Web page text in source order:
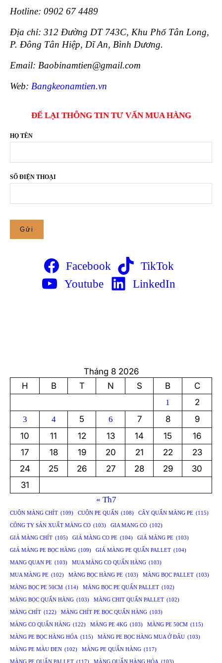
Hotline: 0902 67 4489
Địa chỉ: 312 Đường DT 743C, Khu Phố Tân Long,
P. Đông Tân Hiệp, Dĩ An, Bình Dương.
Email: Baobinamtien@gmail.com
Web: Bangkeonamtien.vn
ĐỂ LẠI THÔNG TIN TƯ VẤN MUA HÀNG
HỌ TÊN
SỐ ĐIỆN THOẠI
Facebook
TikTok
Youtube
LinkedIn
Tháng 8 2026
H
B T N S B C
1 2
3 4 5 6 7 8
9
10
11 12 13 14 15
16
17
18 19 20 21 22
23
24
25 26 27 28 29
30
31
« Th7
CUỘN MÀNG CHÍT (109) CUỘN PE QUẤN (108) CÂY QUẤN MÀNG PE (115)
CÔNG TY SẢN XUẤT MÀNG CO (103) GIA MANG CO (102)
GIÁ MÀNG CHÍT (105) GIÁ MÀNG CO PE (104) GIÁ MÀNG PE (103)
GIÁ MÀNG PE BỌC HÀNG (109) GIÁ MÀNG PE QUẤN PALLET (104)
MANG QUAN PE (103) MUA MÀNG CO QUẤN HÀNG (103)
MUA MÀNG PE (102) MÀNG BỌC HÀNG PE (103) MÀNG BỌC PALLET (103)
MÀNG BỌC PE 50CM (114) MÀNG BỌC PE QUẤN PALLET (102)
MÀNG BỌC QUẤN HÀNG (103) MÀNG CHIT QUẤN PALLET (102)
MÀNG CHÍT (122) MÀNG CHÍT PE BỌC QUẤN HÀNG (103)
MÀNG CO QUẤN HÀNG (122) MÀNG PE 4KG (103) MÀNG PE 50CM (115)
MÀNG PE BỌC HÀNG HÓA (115) MÀNG PE BỌC HÀNG MUA Ở ĐÂU (103)
MÀNG PE MÀU ĐEN (102) MÀNG PE QUẤN HÀNG (117)
MÀNG PE QUẤN PALLET (117) MÀNG QUẤN HÀNG HÓA (103)